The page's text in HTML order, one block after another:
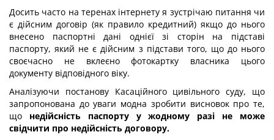
Досить часто на теренах інтернету я зустрічаю питання чи
є дійсним договір (як правило кредитний) якщо до нього
внесено паспортні дані однієї зі сторін на підставі
паспорту, який не є дійсним з підстави того, що до нього
своєчасно не вклеєно фотокартку власника цього
документу відповідного віку.
Аналізуючи постанову Касаційного цивільного суду, що
запропонована до уваги модна зробити висновок про те,
що недійсність паспорту у жодному разі не може
свідчити про недійсність договору.